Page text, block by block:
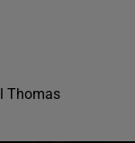
Thomas